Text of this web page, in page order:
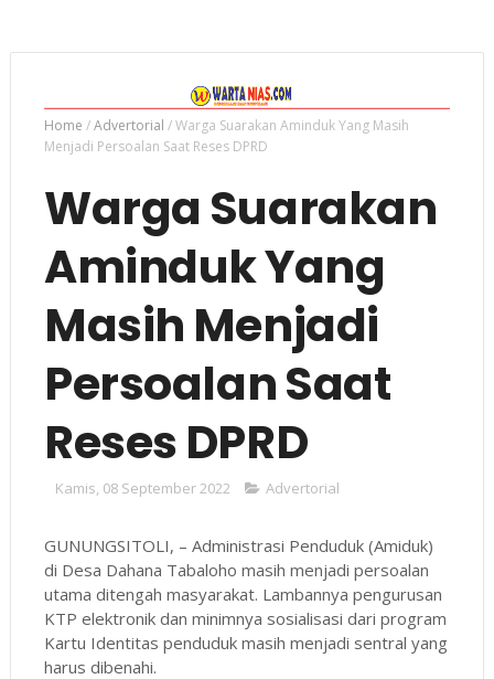
Home /Advertorial /Warga Suarakan Aminduk Yang Masih
Menjadi Persoalan Saat Reses DPRD
Warga Suarakan
Aminduk Yang
Masih Menjadi
Persoalan Saat
Reses DPRD
Kamis, 08 September 2022 Advertorial
GUNUNGSITOLI, – Administrasi Penduduk (Amiduk)
di Desa Dahana Tabaloho masih menjadi persoalan
utama ditengah masyarakat. Lambannya pengurusan
KTP elektronik dan minimnya sosialisasi dari program
Kartu Identitas penduduk masih menjadi sentral yang
harus dibenahi.